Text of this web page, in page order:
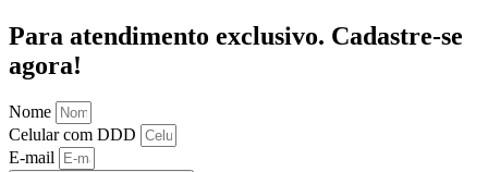
Para atendimento exclusivo. Cadastre-se
agora!
Nome
Celular com DDD
E-mail